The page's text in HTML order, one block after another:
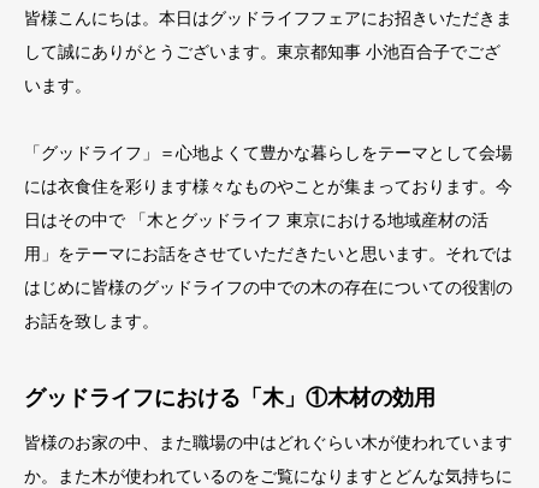
皆様こんにちは。本日はグッドライフフェアにお招きいただきま
して誠にありがとうございます。東京都知事 小池百合子でござ
います。
「グッドライフ」＝心地よくて豊かな暮らしをテーマとして会場
には衣食住を彩ります様々なものやことが集ま っております。今
日はその中で 「木とグッドライフ 東京における地域産材の活
用」をテーマにお話をさせていただきたいと思います。それでは
はじめに皆様のグッドライフの中での木の存在についての役割の
お話を致します。
グッドライフにおける「木」①木材の効用
皆様のお家の中、また職場の中はどれぐらい木が使われています
か。また木が使われているのをご覧になりますとどんな気持ちに